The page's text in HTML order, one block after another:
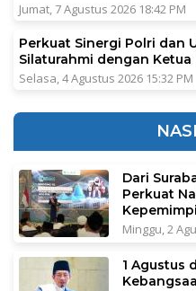
Jumat, 7 Agustus 2026 18:42 PM
Perkuat Sinergi Polri dan
Silaturahmi dengan Ketua
Selasa, 4 Agustus 2026 15:32 PM
Dari
Perkuat
Minggu, 2
1 Agustus